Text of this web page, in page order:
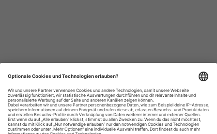
Datenschutzhinweise
Impressum
Privatsphäre-Einstellungen